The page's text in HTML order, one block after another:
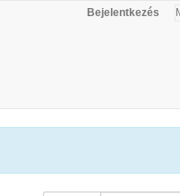
Bejelentkezés